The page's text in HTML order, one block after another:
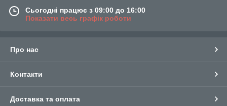
Сьогодні працює з 09:00 до 16:00
Показати весь графік роботи
Про нас
Контакти
Доставка та оплата